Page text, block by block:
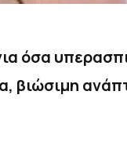
όσα
βιώσιμη